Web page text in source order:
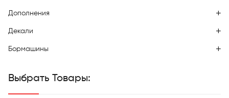
Дополнения
Декали
Бормашины
Выбрать Товары: